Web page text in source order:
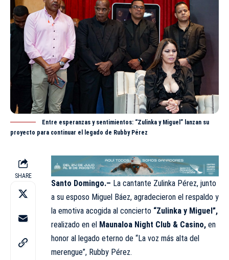
Entre esperanzas y sentimientos: “Zulinka y Miguel” lanzan su
proyecto para continuar el legado de Rubby Pérez
SHARE
Santo Domingo.– La cantante Zulinka Pérez, junto
a su esposo Miguel Báez, agradecieron el respaldo y
la emotiva acogida al concierto “Zulinka y Miguel”,
realizado en el Maunaloa Night Club & Casino, en
honor al legado eterno de “La voz más alta del
merengue”, Rubby Pérez.